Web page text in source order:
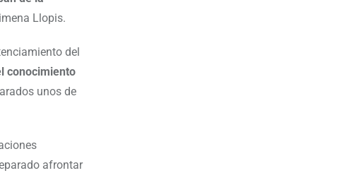
Llopis.
del
conocimiento
unos de
afrontar